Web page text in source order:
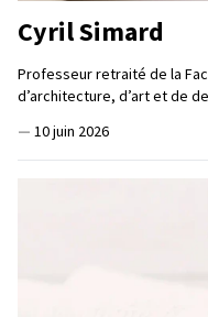
Cyril Simard
Professeur retraité de la
d’architecture, d’art et de
— 10 juin 2026